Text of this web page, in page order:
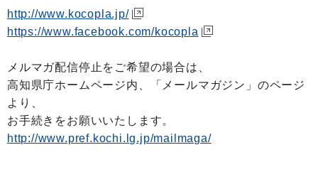
http://www.kocopla.jp/
https://www.facebook.com/kocopla
メルマガ配信停止をご希望の場合は、
高知県庁ホームページ内、「メールマガジン」のページ
より、
お手続きをお願いいたします。
http://www.pref.kochi.lg.jp/mailmaga/